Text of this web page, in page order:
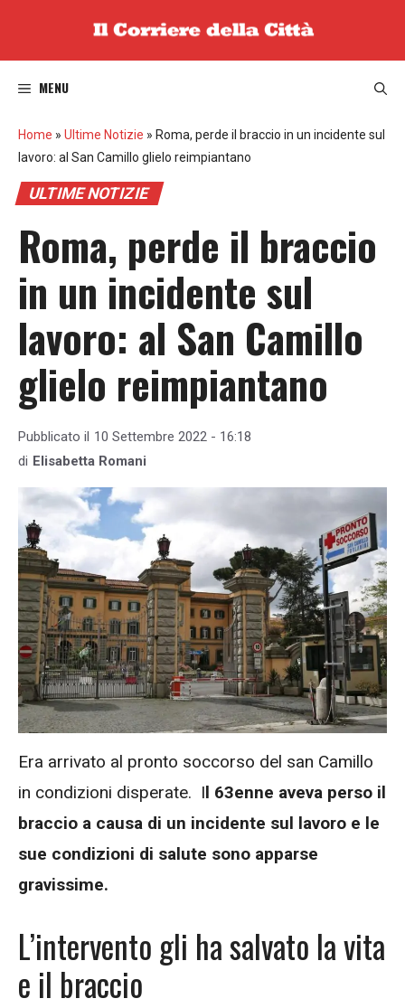
MENU
Home » Ultime Notizie » Roma, perde il braccio in un incidente sul
lavoro: al San Camillo glielo reimpiantano
ULTIME NOTIZIE
Roma, perde il braccio
in un incidente sul
lavoro: al San Camillo
glielo reimpiantano
Pubblicato il 10 Settembre 2022 - 16:18
di Elisabetta Romani
Era arrivato al pronto soccorso del san Camillo
in condizioni disperate. Il 63enne aveva perso il
braccio a causa di un incidente sul lavoro e le
sue condizioni di salute sono apparse
gravissime.
L’intervento gli ha salvato la vita
e il braccio